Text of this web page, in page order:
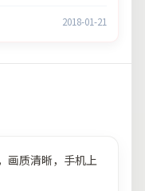
2018-01-21
画质清晰，手机上